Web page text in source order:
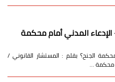
المدني أمام محكمة
الجنح؟ بقلم : المستشار القانوني /
محكمة …